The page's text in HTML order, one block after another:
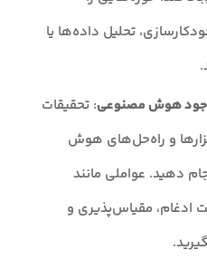
تحلیل داده‌ها یا
هوش مصنوعی: تحقیقات
و راه‌حل‌های هوش
دهید. عواملی مانند
ادغام، مقیاس‌پذیری و